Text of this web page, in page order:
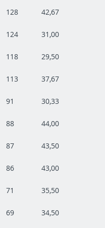
128
42,67
124
31,00
118
29,50
113
37,67
91
30,33
88
44,00
87
43,50
86
43,00
71
35,50
69
34,50